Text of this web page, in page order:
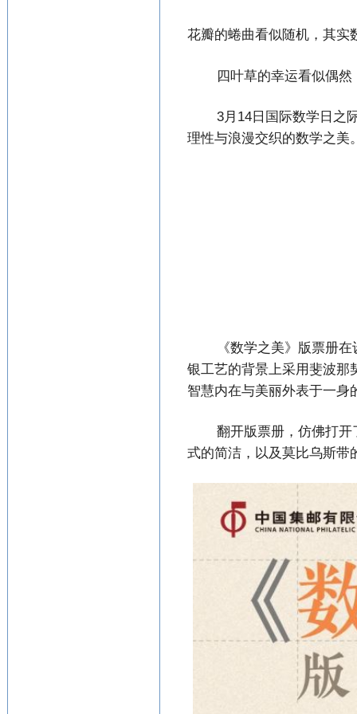
花瓣的蜷曲看似随机，其实
四叶草的幸运看似偶
3月14日国际数学日之
理性与浪漫交织的数学之美
《数学之美》版票册
银工艺的背景上采用斐波那
智慧内在与美丽外表于一身
翻开版票册，仿佛打
式的简洁，以及莫比乌斯带